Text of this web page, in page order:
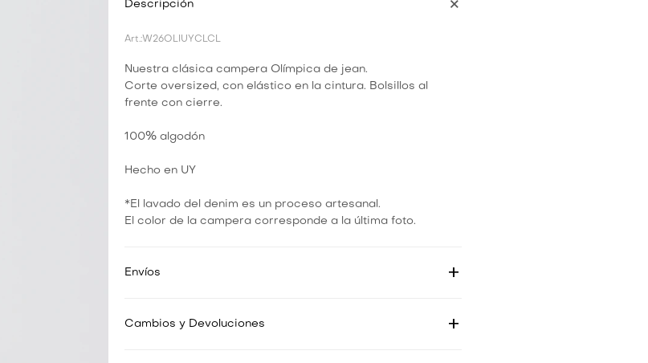
Descripción
W26OLIUYCLCL
Nuestra clásica campera Olímpica de jean.
Corte oversized, con elástico en la cintura. Bolsillos al
frente con cierre.
100% algodón
Hecho en UY
*El lavado del denim es un proceso artesanal.
El color de la campera corresponde a la última foto.
Envíos
Cambios y Devoluciones